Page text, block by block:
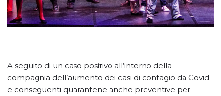
A seguito di un caso positivo all’interno della
compagnia dell’aumento dei casi di contagio da Covid
e conseguenti quarantene anche preventive per